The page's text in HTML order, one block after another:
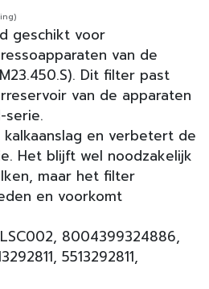
geschikt voor
van de
Dit filter past
van de apparaten
serie.
en verbetert de
Het blijft wel noodzakelijk
maar het filter
en voorkomt
8004399324886,
5513292811,